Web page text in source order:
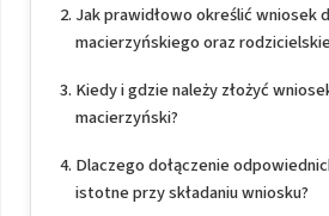
Jak prawidłowo określić wniosek
macierzyńskiego oraz
Kiedy i gdzie należy złożyć
macierzyński?
Dlaczego dołączenie
istotne przy składaniu wniosku?